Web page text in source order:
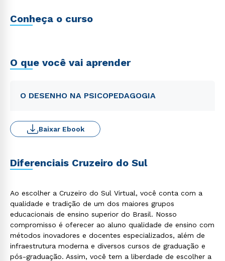
Conheça o curso
O que você vai aprender
O DESENHO NA PSICOPEDAGOGIA
Baixar Ebook
Diferenciais Cruzeiro do Sul
Ao escolher a Cruzeiro do Sul Virtual, você conta com a
qualidade e tradição de um dos maiores grupos
educacionais de ensino superior do Brasil. Nosso
compromisso é oferecer ao aluno qualidade de ensino com
métodos inovadores e docentes especializados, além de
infraestrutura moderna e diversos cursos de graduação e
pós-graduação. Assim, você tem a liberdade de escolher a